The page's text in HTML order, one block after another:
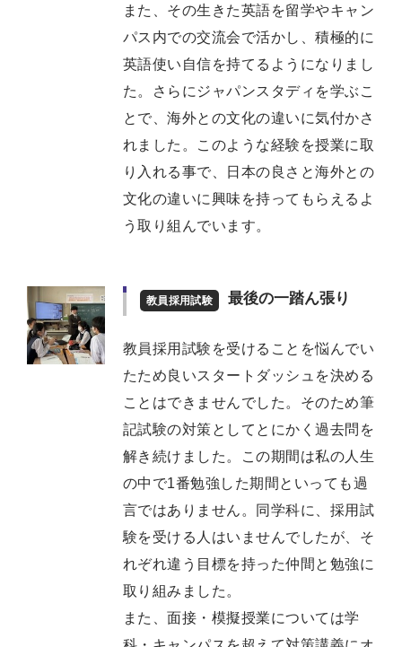
また、その生きた英語を留学やキャン
パス内での交流会で活かし、積極的に
英語使い自信を持てるようになりまし
た。さらにジャパンスタディを学ぶこ
とで、海外との文化の違いに気付かさ
れました。このような経験を授業に取
り入れる事で、日本の良さと海外との
文化の違いに興味を持ってもらえるよ
う取り組んでいます。
教員採用試験 最後の一踏ん張り
教員採用試験を受けることを悩んでい
たため良いスタートダッシュを決める
ことはできませんでした。そのため筆
記試験の対策としてとにかく過去問を
解き続けました。この期間は私の人生
の中で1番勉強した期間といっても過
言ではありません。同学科に、採用試
験を受ける人はいませんでしたが、そ
れぞれ違う目標を持った仲間と勉強に
取り組みました。
また、面接・模擬授業については学